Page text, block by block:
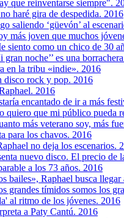
que reinventarse siempre".
haré gira de despedida. 2016
saliendo ‘güevón’ al
más joven que muchos
siento como un chico de 30
noche’’ es una
en la tribu «indie». 2016
disco rock y pop. 2016
2016
encantado de ir a más
quiero que mi público pueda
más veterano soy, más
para los chavos. 2016
no deja los escenarios.
nuevo disco. El precio de
a los 73 años. 2016
bailes», Raphael busca
grandes tímidos somos los
al ritmo de los jóvenes. 2016
a Paty Cantú. 2016